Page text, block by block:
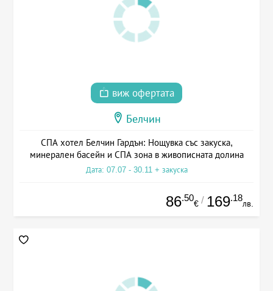
виж офертата
Белчин
СПА хотел Белчин Гардън: Нощувка със закуска,
минерален басейн и СПА зона в живописната долина
Дата: 07.07 - 30.11 + закуска
86.50
€ / 169.18
лв.